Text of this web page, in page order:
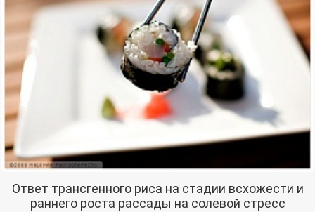
Ответ трансгенного риса на стадии всхожести и
раннего роста рассады на солевой стресс